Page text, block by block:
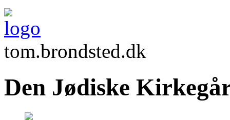
tom.brondsted.dk
Den Jødiske